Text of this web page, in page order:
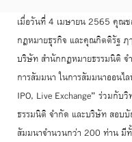
เมื่อวันที่ 4 เมษายน 2565 คุณช
กฎหมายธุรกิจ และคุณกิตติรัฐ
บริษัท สำนักกฎหมายธรรมนิติ จ
การสัมมนา ในการสัมมนาออนไ
IPO, Live Exchange” ร่วมกับวิ
ธรรมนิติ จำกัด และบริษัท สอบ
สัมมนาจำนวนกว่า 200 ท่าน มี